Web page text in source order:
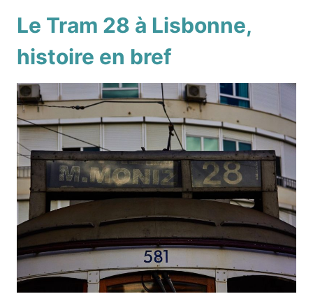
Le Tram 28 à Lisbonne,
histoire en bref